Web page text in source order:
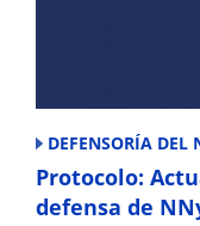
DEFENSORÍA DEL
Protocolo:
defensa de